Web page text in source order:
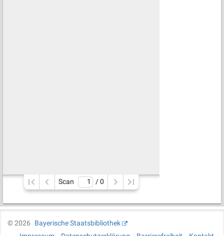
Scan / 0
©2026
Bayerische Staatsbibliothek